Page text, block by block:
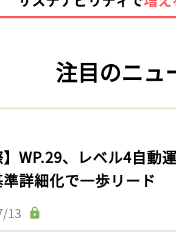
注目のニュ
】WP.29、レベル4自動
詳細化で一歩リード
13